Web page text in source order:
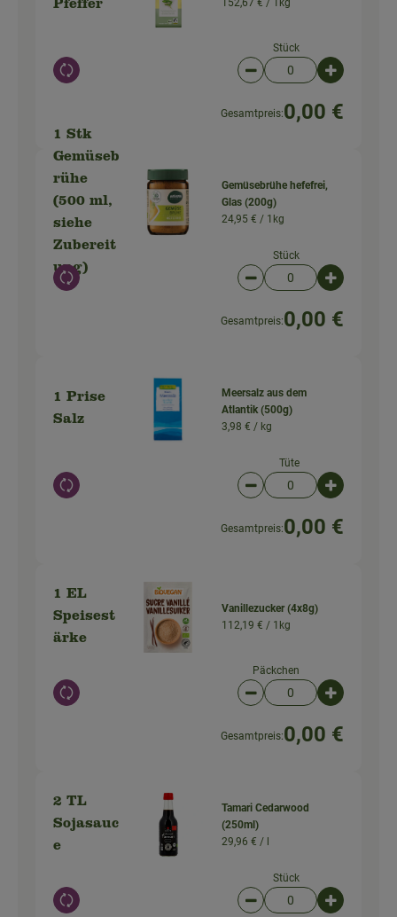
Pfeffer
Auswahl ändern
152,67 € / 1kg
Stück
Artikelanzahl
Gesamtpreis:0,00 €
1 Stk
Gemüseb
rühe
(500 ml,
siehe
Zubereit
ung)
Auswahl ändern
Gemüsebrühe hefefrei,
Glas (200g)
24,95 € / 1kg
Stück
Artikelanzahl
Gesamtpreis:0,00 €
1 Prise
Salz
Auswahl ändern
Meersalz aus dem
Atlantik (500g)
3,98 € / kg
Tüte
Artikelanzahl
Gesamtpreis:0,00 €
1 EL
Speisest
ärke
Auswahl ändern
Vanillezucker (4x8g)
112,19 € / 1kg
Päckchen
Artikelanzahl
Gesamtpreis:0,00 €
2 TL
Sojasauc
e
Auswahl ändern
Tamari Cedarwood
(250ml)
29,96 € / l
Stück
Artikelanzahl